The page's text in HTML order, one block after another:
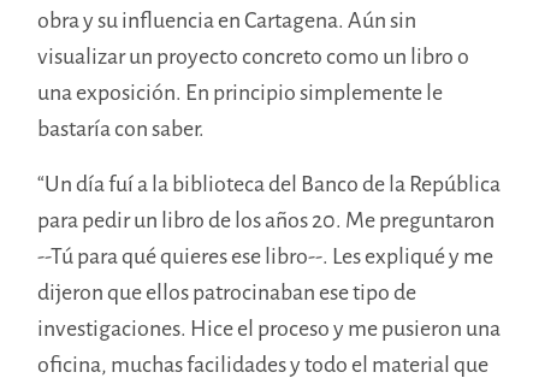
obra y su influencia en Cartagena. Aún sin
visualizar un proyecto concreto como un libro o
una exposición. En principio simplemente le
bastaría con saber.
“Un día fuí a la biblioteca del Banco de la República
para pedir un libro de los años 20. Me preguntaron
--Tú para qué quieres ese libro--. Les expliqué y me
dijeron que ellos patrocinaban ese tipo de
investigaciones. Hice el proceso y me pusieron una
oficina, muchas facilidades y todo el material que